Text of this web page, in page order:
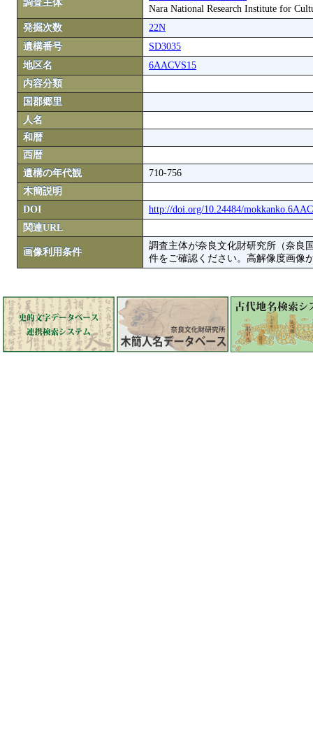
調査主体
Nara National Research Institute for
発掘次数
22N
遺構番号
SD3035
地区名
6AACVS15
内容分類
国郡郷里
人名
和暦
西暦
遺構の年代観
710-756
木簡説明
DOI
http://doi.org/10.24484/
関連URL
画像利用条件
調査主体が奈良文化財研究所（奈良
件をご確認ください。高解像度画像